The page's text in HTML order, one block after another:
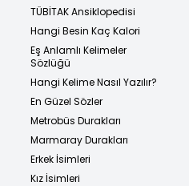
TÜBİTAK Ansiklopedisi
Hangi Besin Kaç Kalori
Eş Anlamlı Kelimeler
Sözlüğü
Hangi Kelime Nasıl Yazılır?
En Güzel Sözler
Metrobüs Durakları
Marmaray Durakları
Erkek İsimleri
Kız İsimleri